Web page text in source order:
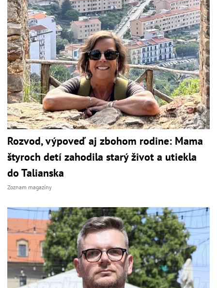
Rozvod, výpoveď aj zbohom rodine: Mama
štyroch detí zahodila starý život a utiekla
do Talianska
Zoznam magazíny